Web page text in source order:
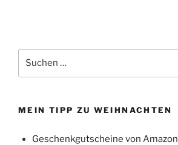
nach:
MEIN TIPP ZU WEIHNACHTEN
Geschenkgutscheine von Amazon